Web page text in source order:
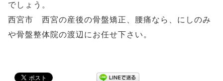
でしょう。
西宮市 西宮の産後の骨盤矯正、腰痛なら、にしのみ
や骨盤整体院の渡辺にお任せ下さい。